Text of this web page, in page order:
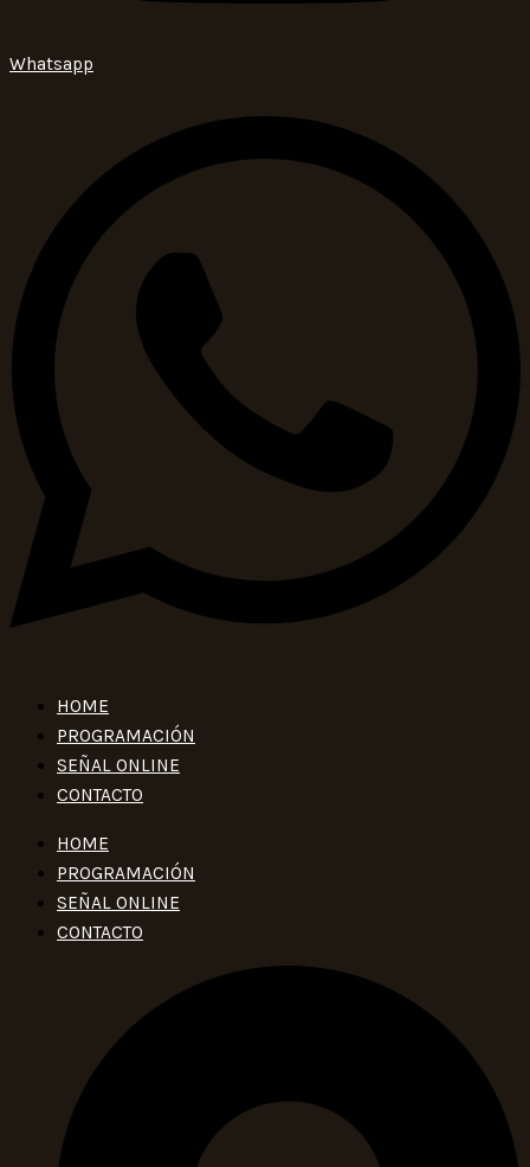
Whatsapp
HOME
PROGRAMACIÓN
SEÑAL ONLINE
CONTACTO
HOME
PROGRAMACIÓN
SEÑAL ONLINE
CONTACTO